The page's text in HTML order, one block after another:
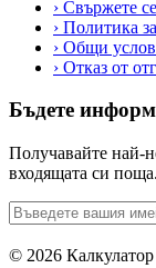
› Свържете
› Политика
› Общи
› Отказ от
Бъдете
Получавайте най-
входящата си поща.
© 2026